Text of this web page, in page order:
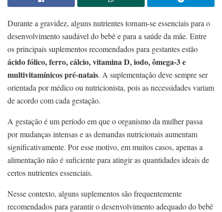
Durante a gravidez, alguns nutrientes tornam-se essenciais para o
desenvolvimento saudável do bebê e para a saúde da mãe. Entre
os principais suplementos recomendados para gestantes estão
ácido fólico, ferro, cálcio, vitamina D, iodo, ômega-3 e
multivitamínicos pré-natais. A suplementação deve sempre ser
orientada por médico ou nutricionista, pois as necessidades variam
de acordo com cada gestação.
A gestação é um período em que o organismo da mulher passa
por mudanças intensas e as demandas nutricionais aumentam
significativamente. Por esse motivo, em muitos casos, apenas a
alimentação não é suficiente para atingir as quantidades ideais de
certos nutrientes essenciais.
Nesse contexto, alguns suplementos são frequentemente
recomendados para garantir o desenvolvimento adequado do bebê